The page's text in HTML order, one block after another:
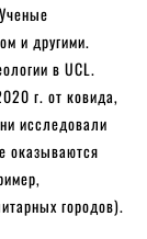
и другими.
в UCL.
г. от ковида,
исследовали
оказываются
городов).